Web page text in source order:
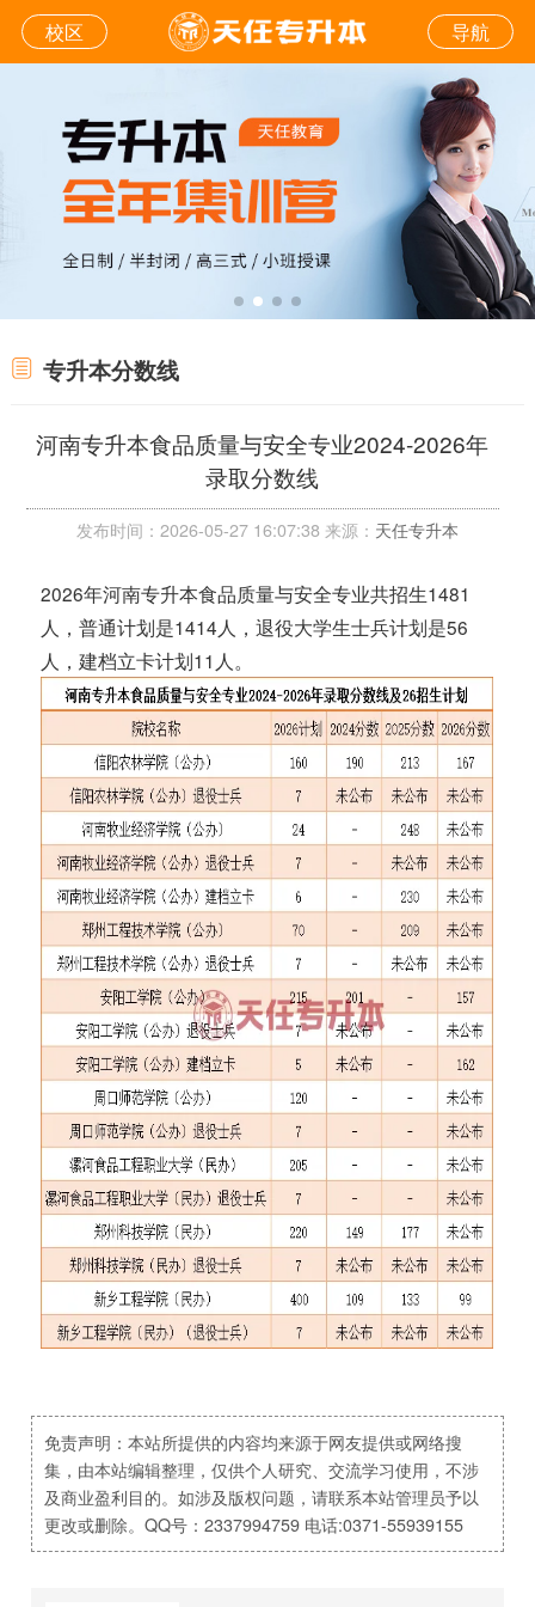
校区 导航
专升本分数线
河南专升本食品质量与安全专业2024-2026年
录取分数线
发布时间：2026-05-27 16:07:38 来源： 天任专升本
2026年河南专升本食品质量与安全专业共招生1481
人，普通计划是1414人，退役大学生士兵计划是56
人，建档立卡计划11人。
免责声明：本站所提供的内容均来源于网友提供或网络搜
集，由本站编辑整理，仅供个人研究、交流学习使用，不涉
及商业盈利目的。如涉及版权问题，请联系本站管理员予以
更改或删除。QQ号：2337994759 电话:0371-55939155